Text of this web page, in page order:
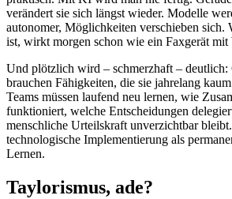
verändert sie sich längst wieder. Modelle
autonomer, Möglichkeiten verschieben sich.
ist, wirkt morgen schon wie ein Faxgerät
Und plötzlich wird – schmerzhaft – deutlich:
brauchen Fähigkeiten, die sie jahrelang
Teams müssen laufend neu lernen, wie
funktioniert, welche Entscheidungen
menschliche Urteilskraft unverzichtbar
technologische Implementierung als
Lernen.
Taylorismus, ade?